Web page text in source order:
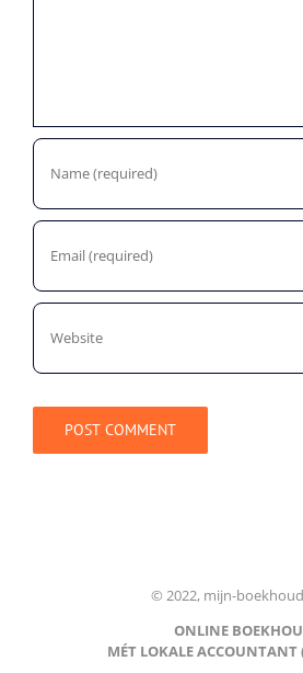
© 2022, mijn-
ONLINE
MÉT LOKALE ACCOUNTANT